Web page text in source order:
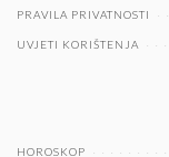
PRAVILA PRIVATNOSTI
UVJETI KORIŠTENJA
HOROSKOP